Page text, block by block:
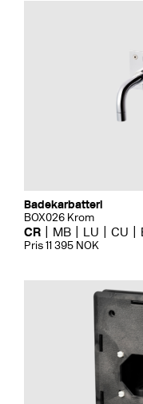
Badekarbatteri
BOX026 Krom
CR MB LU CU
Pris 11 395 NOK